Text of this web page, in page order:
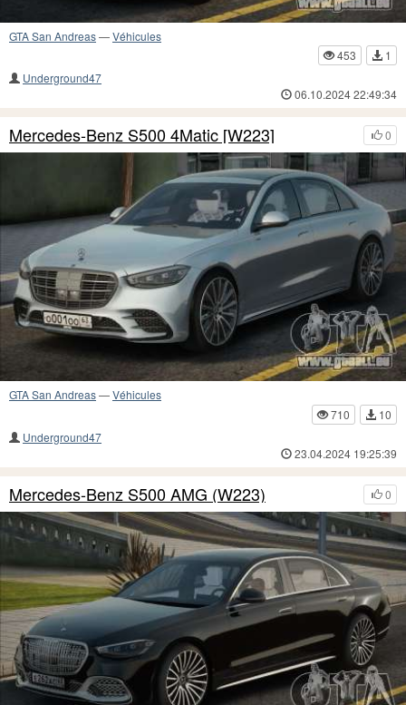
GTA San Andreas—Véhicules
453
1
Underground47
06.10.2024 22:49:34
0
Mercedes-Benz S500 4Matic [W223]
GTA San Andreas—Véhicules
710
10
Underground47
23.04.2024 19:25:39
0
Mercedes-Benz S500 AMG (W223)